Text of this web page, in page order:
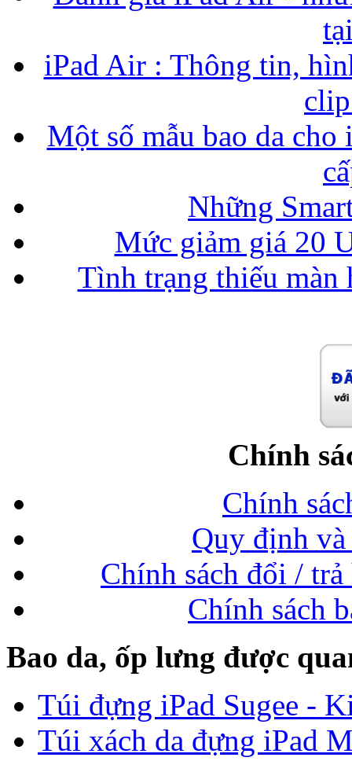
iPad Air : Thông tin,
Một số mẫu bao da
Những
Mức giảm giá 20
Tình trạng thiếu màn
Chính
Chính
Quy định
Chính sách đổi /
Chính sách
Bao da, ốp lưng được
Túi đựng iPad Sugee -
Túi xách da đựng iPad